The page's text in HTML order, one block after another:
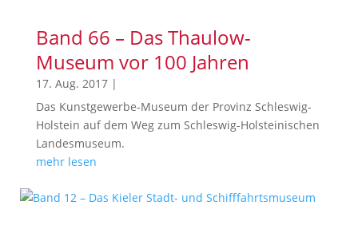
Band 66 – Das Thaulow-
Museum vor 100 Jahren
17. Aug. 2017|
Das Kunstgewerbe-Museum der Provinz Schleswig-
Holstein auf dem Weg zum Schleswig-Holsteinischen
Landesmuseum.
mehr lesen